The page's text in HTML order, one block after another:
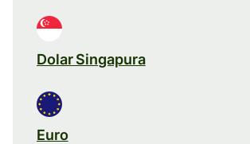
Dolar Singapura
Euro